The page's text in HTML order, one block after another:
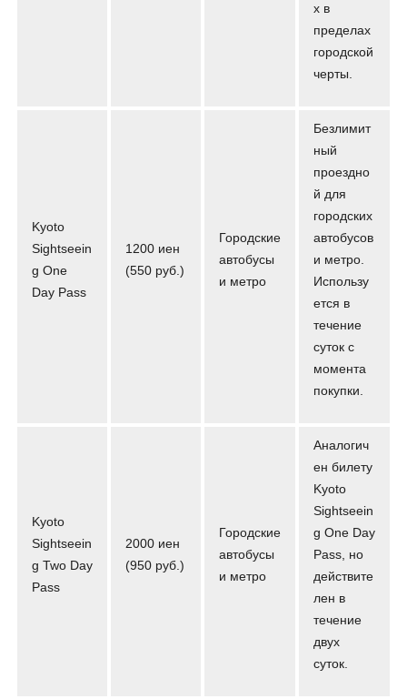
х в
пределах
городской
черты.
Kyoto
Sightseein
g One
Day Pass
1200 иен
(550 руб.)
Городские
автобусы
и метро
Безлимит
ный
проездно
й для
городских
автобусов
и метро.
Использу
ется в
течение
суток с
момента
покупки.
Kyoto
Sightseein
g Two Day
Pass
2000 иен
(950 руб.)
Городские
автобусы
и метро
Аналогич
ен билету
Kyoto
Sightseein
g One Day
Pass, но
действите
лен в
течение
двух
суток.